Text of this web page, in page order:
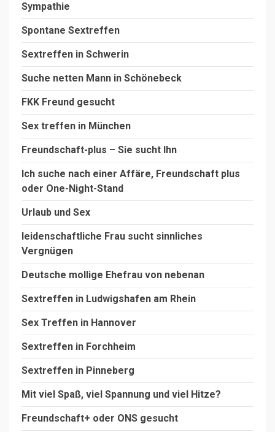
Sympathie
Spontane Sextreffen
Sextreffen in Schwerin
Suche netten Mann in Schönebeck
FKK Freund gesucht
Sex treffen in München
Freundschaft-plus – Sie sucht Ihn
Ich suche nach einer Affäre, Freundschaft plus
oder One-Night-Stand
Urlaub und Sex
leidenschaftliche Frau sucht sinnliches
Vergnügen
Deutsche mollige Ehefrau von nebenan
Sextreffen in Ludwigshafen am Rhein
Sex Treffen in Hannover
Sextreffen in Forchheim
Sextreffen in Pinneberg
Mit viel Spaß, viel Spannung und viel Hitze?
Freundschaft+ oder ONS gesucht